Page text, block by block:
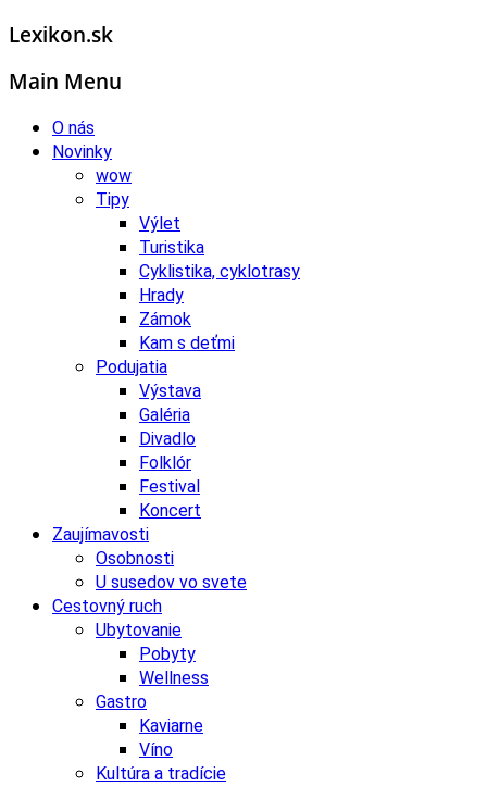
Lexikon.sk
Main Menu
O nás
Novinky
wow
Tipy
Výlet
Turistika
Cyklistika, cyklotrasy
Hrady
Zámok
Kam s deťmi
Podujatia
Výstava
Galéria
Divadlo
Folklór
Festival
Koncert
Zaujímavosti
Osobnosti
U susedov vo svete
Cestovný ruch
Ubytovanie
Pobyty
Wellness
Gastro
Kaviarne
Víno
Kultúra a tradície